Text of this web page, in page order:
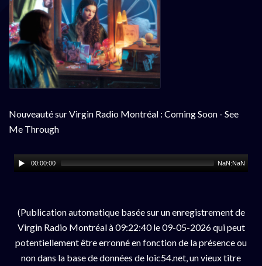
Nouveauté sur Virgin Radio Montréal : Coming Soon - See
Me Through
00:00:00 NaN:NaN
(Publication automatique basée sur un enregistrement de
Virgin Radio Montréal à 09:22:40 le 09-05-2026 qui peut
potentiellement être erronné en fonction de la présence ou
non dans la base de données de loic54.net, un vieux titre